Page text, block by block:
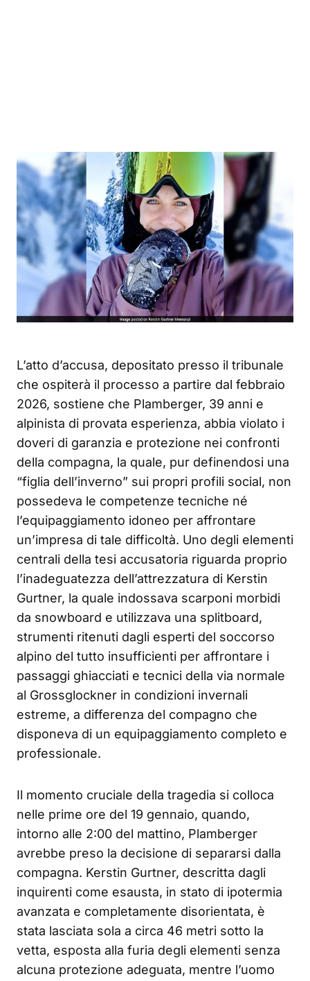
L’atto d’accusa, depositato presso il tribunale
che ospiterà il processo a partire dal febbraio
2026, sostiene che Plamberger, 39 anni e
alpinista di provata esperienza, abbia violato i
doveri di garanzia e protezione nei confronti
della compagna, la quale, pur definendosi una
“figlia dell’inverno” sui propri profili social, non
possedeva le competenze tecniche né
l’equipaggiamento idoneo per affrontare
un’impresa di tale difficoltà. Uno degli elementi
centrali della tesi accusatoria riguarda proprio
l’inadeguatezza dell’attrezzatura di Kerstin
Gurtner, la quale indossava scarponi morbidi
da snowboard e utilizzava una splitboard,
strumenti ritenuti dagli esperti del soccorso
alpino del tutto insufficienti per affrontare i
passaggi ghiacciati e tecnici della via normale
al Grossglockner in condizioni invernali
estreme, a differenza del compagno che
disponeva di un equipaggiamento completo e
professionale.
Il momento cruciale della tragedia si colloca
nelle prime ore del 19 gennaio, quando,
intorno alle 2:00 del mattino, Plamberger
avrebbe preso la decisione di separarsi dalla
compagna. Kerstin Gurtner, descritta dagli
inquirenti come esausta, in stato di ipotermia
avanzata e completamente disorientata, è
stata lasciata sola a circa 46 metri sotto la
vetta, esposta alla furia degli elementi senza
alcuna protezione adeguata, mentre l’uomo